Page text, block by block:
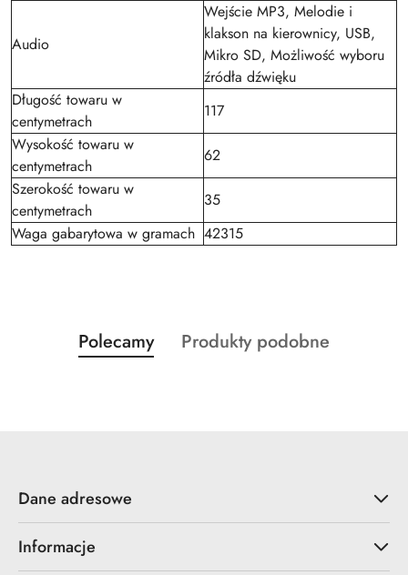
Audio
Wejście MP3, Melodie i
klakson na kierownicy, USB,
Mikro SD, Możliwość wyboru
źródła dźwięku
Długość towaru w
centymetrach
117
Wysokość towaru w
centymetrach
62
Szerokość towaru w
centymetrach
35
Waga gabarytowa w gramach 42315
Pomiń karuzelę produktów
Produkty
o
Polecamy
Produkty
Produkty podobne
Dane adresowe
Informacje